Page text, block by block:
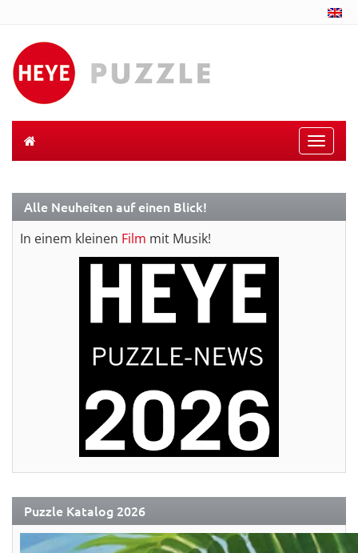
Toggle
Alle Neuheiten auf einen Blick!
In einem kleinen Film mit Musik!
Puzzle Katalog 2026